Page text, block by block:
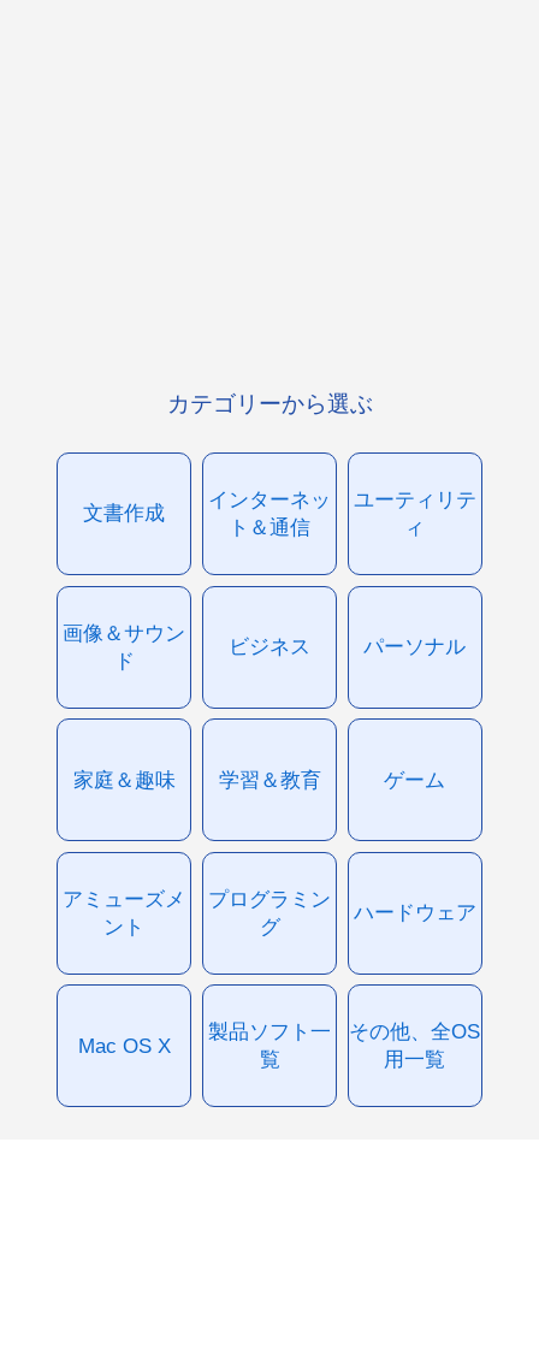
カテゴリーから選ぶ
文書作成
インターネッ
ト＆通信
ユーティリテ
ィ
画像＆サウン
ド
ビジネス パーソナル
家庭＆趣味 学習＆教育 ゲーム
アミューズメ
ント
プログラミン
グ
ハードウェア
Mac OS X
製品ソフト一
覧
その他、全OS
用一覧